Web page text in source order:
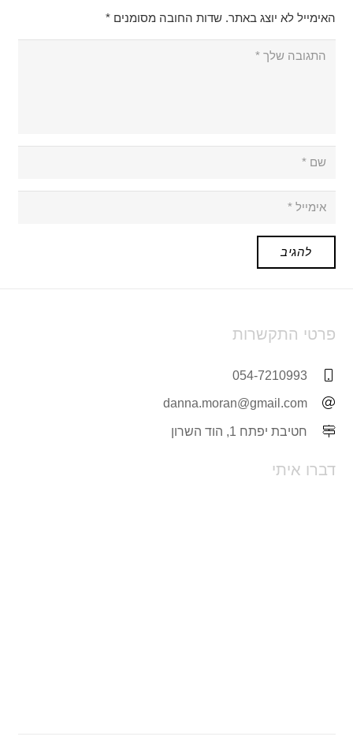
האימייל לא יוצג באתר. שדות החובה מסומנים*
להגיב
פרטי התקשרות
054-7210993
danna.moran@gmail.com
חטיבת יפתח 1, הוד השרון
דברו איתי